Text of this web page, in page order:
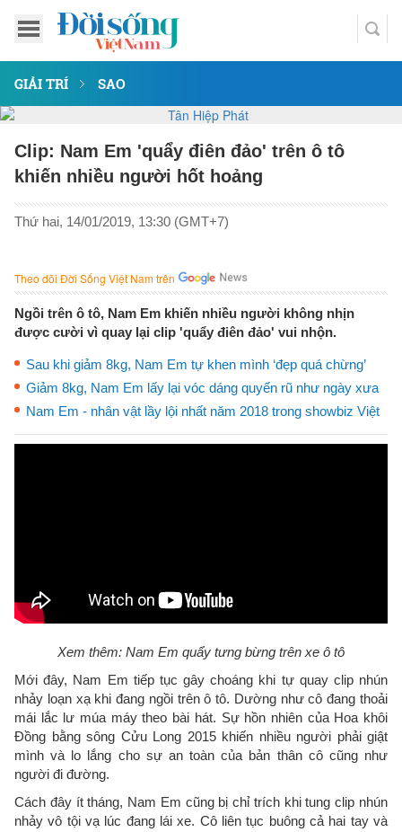
GIẢI TRÍ SAO
Clip: Nam Em 'quẩy điên đảo' trên ô tô
khiến nhiều người hốt hoảng
Thứ hai, 14/01/2019, 13:30 (GMT+7)
Theo dõi Đời Sống Việt Nam trên
Ngồi trên ô tô, Nam Em khiến nhiều người không nhịn
được cười vì quay lại clip 'quẩy điên đảo' vui nhộn.
Sau khi giảm 8kg, Nam Em tự khen mình ‘đẹp quá chừng’
Giảm 8kg, Nam Em lấy lại vóc dáng quyến rũ như ngày xưa
Nam Em - nhân vật lầy lội nhất năm 2018 trong showbiz Việt
Xem thêm: Nam Em quẩy tưng bừng trên xe ô tô
Mới đây, Nam Em tiếp tục gây choáng khi tự quay clip nhún
nhảy loạn xạ khi đang ngồi trên ô tô. Dường như cô đang thoải
mái lắc lư múa máy theo bài hát. Sự hồn nhiên của Hoa khôi
Đồng bằng sông Cửu Long 2015 khiến nhiều người phải giật
mình và lo lắng cho sự an toàn của bản thân cô cũng như
người đi đường.
Cách đây ít tháng, Nam Em cũng bị chỉ trích khi tung clip nhún
nhảy vô tội vạ lúc đang lái xe. Cô liên tục buông cả hai tay và